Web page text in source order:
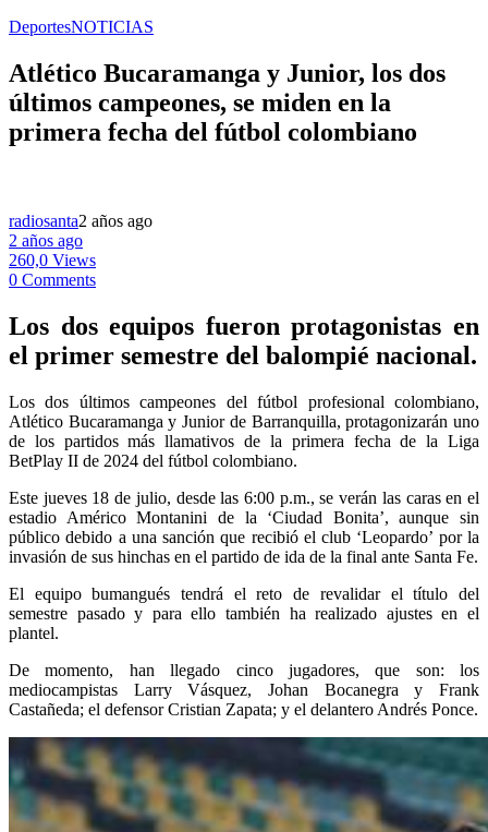
DeportesNOTICIAS
Atlético Bucaramanga y Junior, los dos
últimos campeones, se miden en la
primera fecha del fútbol colombiano
radiosanta2 años ago
2 años ago
260,0 Views
0 Comments
Los dos equipos fueron protagonistas en
el primer semestre del balompié nacional.
Los dos últimos campeones del fútbol profesional colombiano,
Atlético Bucaramanga y Junior de Barranquilla, protagonizarán uno
de los partidos más llamativos de la primera fecha de la Liga
BetPlay II de 2024 del fútbol colombiano.
Este jueves 18 de julio, desde las 6:00 p.m., se verán las caras en el
estadio Américo Montanini de la ‘Ciudad Bonita’, aunque sin
público debido a una sanción que recibió el club ‘Leopardo’ por la
invasión de sus hinchas en el partido de ida de la final ante Santa Fe.
El equipo bumangués tendrá el reto de revalidar el título del
semestre pasado y para ello también ha realizado ajustes en el
plantel.
De momento, han llegado cinco jugadores, que son: los
mediocampistas Larry Vásquez, Johan Bocanegra y Frank
Castañeda; el defensor Cristian Zapata; y el delantero Andrés Ponce.